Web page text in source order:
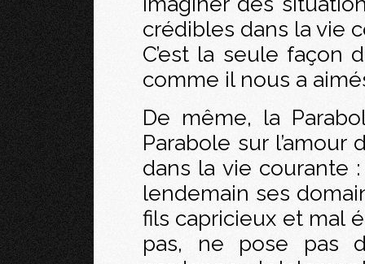
crédibles dans la vie
C’est la seule façon
comme il nous a
De même, la
Parabole sur l’amour
dans la vie courante
lendemain ses
fils capricieux et mal
pas, ne pose pas